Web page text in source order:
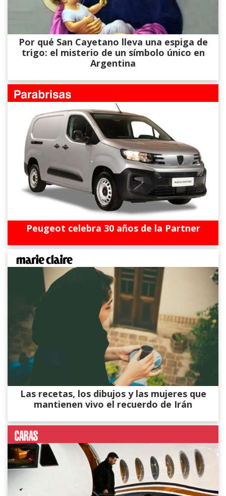
Por qué San Cayetano lleva una espiga de
trigo: el misterio de un símbolo único en
Argentina
Peugeot celebra 30 años de la Partner
Las recetas, los dibujos y las mujeres que
mantienen vivo el recuerdo de Irán